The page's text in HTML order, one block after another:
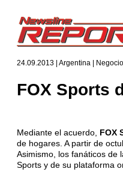
24.09.2013 | Argentina |
FOX Sports
Mediante el acuerdo, FOX
de hogares. A partir de
Asimismo, los fanáticos de
Sports y de su plataforma